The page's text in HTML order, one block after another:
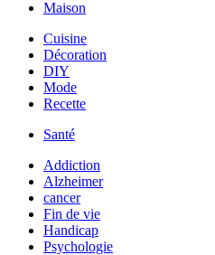
Maison
Cuisine
Décoration
DIY
Mode
Recette
Santé
Addiction
Alzheimer
cancer
Fin de vie
Handicap
Psychologie